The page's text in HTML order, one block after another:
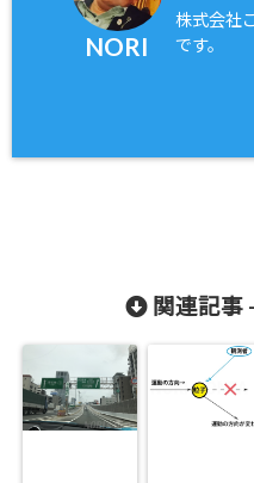
NORI
株式会社
です。
関連記事 -